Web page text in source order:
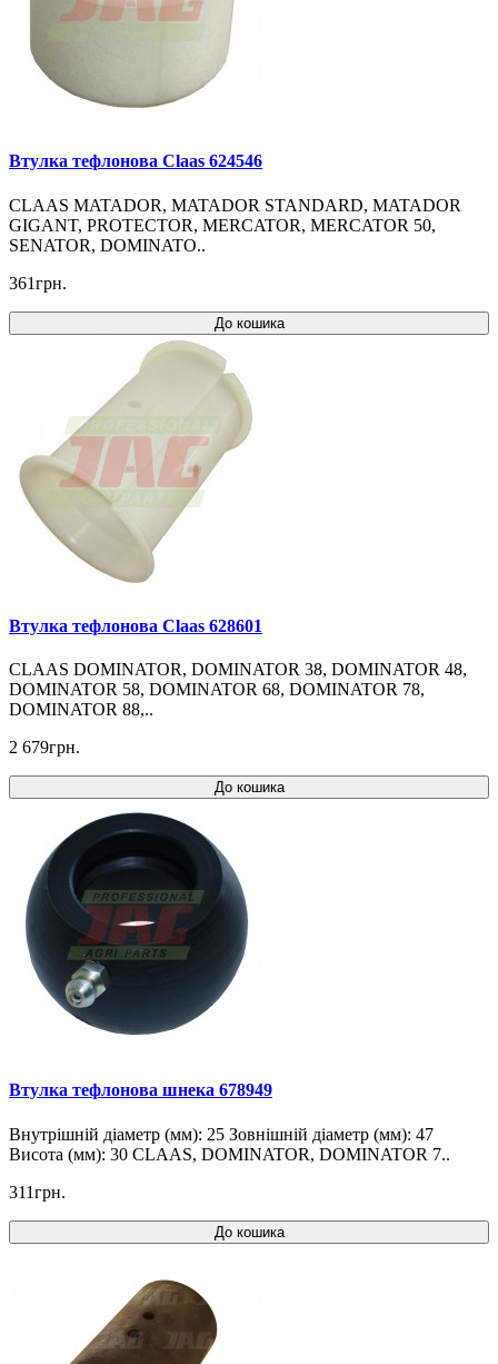
Втулка тефлонова Claas 624546
CLAAS MATADOR, MATADOR STANDARD, MATADOR
GIGANT, PROTECTOR, MERCATOR, MERCATOR 50,
SENATOR, DOMINATO..
361грн.
До кошика
Втулка тефлонова Claas 628601
CLAAS DOMINATOR, DOMINATOR 38, DOMINATOR 48,
DOMINATOR 58, DOMINATOR 68, DOMINATOR 78,
DOMINATOR 88,..
2 679грн.
До кошика
Втулка тефлонова шнека 678949
Внутрішній діаметр (мм): 25 Зовнішній діаметр (мм): 47
Висота (мм): 30 CLAAS, DOMINATOR, DOMINATOR 7..
311грн.
До кошика